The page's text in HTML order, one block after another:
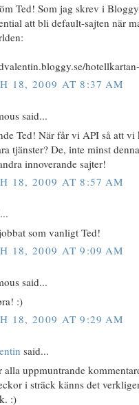
Ted! Som jag skrev i
att bli default-sajten när
18, 2009 AT 8:37 AM
said...
Ted! När får vi API så att
tjänster? De, inte minst
innoverande sajter!
18, 2009 AT 8:57 AM
som vanligt Ted!
18, 2009 AT 9:09 AM
said...
:)
18, 2009 AT 9:29 AM
said...
alla uppmuntrande
i sträck känns det
:)